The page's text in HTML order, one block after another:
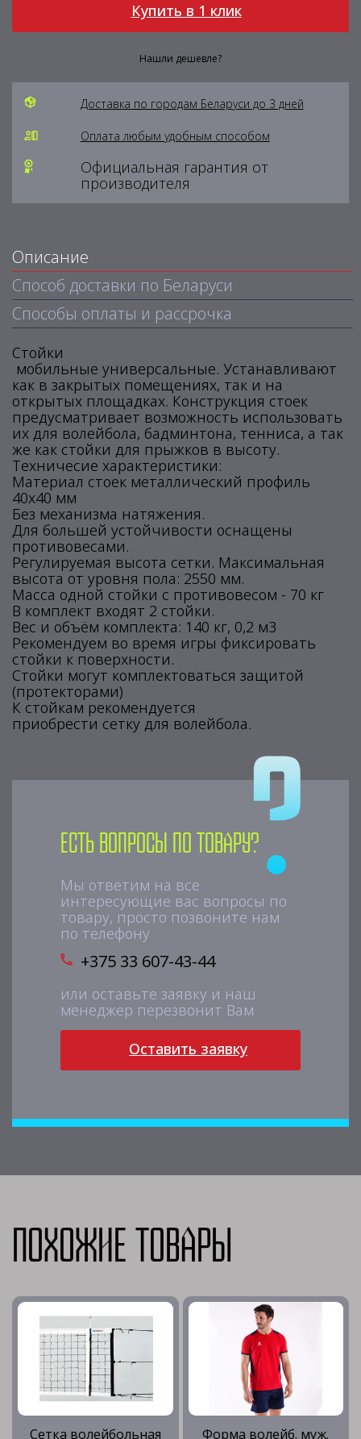
Купить в 1 клик
Нашли дешевле?
Доставка по городам Беларуси до 3 дней
Оплата любым удобным способом
Официальная гарантия от
производителя
Описание
Способ доставки по Беларуси
Способы оплаты и рассрочка
Стойки
мобильные универсальные. Устанавливают
как в закрытых помещениях, так и на
открытых площадках. Конструкция стоек
предусматривает возможность использовать
их для волейбола, бадминтона, тенниса, а так
же как стойки для прыжков в высоту.
Техничесие характеристики:
Материал стоек металлический профиль
40х40 мм
Без механизма натяжения.
Для большей устойчивости оснащены
противовесами.
Регулируемая высота сетки. Максимальная
высота от уровня пола: 2550 мм.
Масса одной стойки с противовесом - 70 кг
В комплект входят 2 стойки.
Вес и объём комплекта: 140 кг, 0,2 м3
Рекомендуем во время игры фиксировать
стойки к поверхности.
Стойки могут комплектоваться защитой
(протекторами)
К стойкам рекомендуется
приобрести сетку для волейбола.
Есть вопросы по товару?
Мы ответим на все
интересующие вас вопросы по
товару, просто позвоните нам
по телефону
+375 33 607-43-44
или оставьте заявку и наш
менеджер перезвонит Вам
Оставить заявку
Похожие товары
Сетка волейбольная Форма волейб. муж.